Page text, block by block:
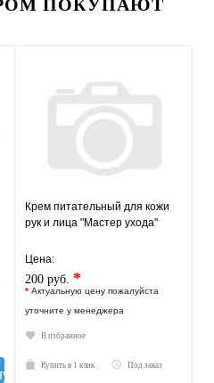
ПОКУПАЮТ
Крем питательный для кожи
рук и лица "Мастер ухода"
Цена:
200 руб. *
* Актуальную цену пожалуйста
уточните у менеджера
В избранное
Купить в 1 клик Под заказ